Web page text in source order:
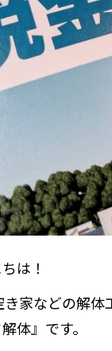
ブログ
金情報
は！
家などの解体
体』です。